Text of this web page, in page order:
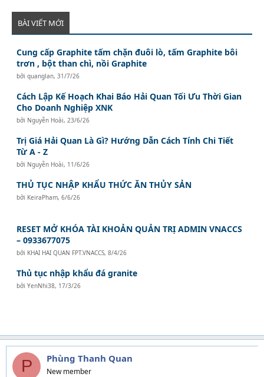
BÀI VIẾT MỚI
Cung cấp Graphite tấm chặn đuôi lò, tấm Graphite bôi
trơn , bột than chì, nồi Graphite
bởiquanglan,31/7/26
Cách Lập Kế Hoạch Khai Báo Hải Quan Tối Ưu Thời Gian
Cho Doanh Nghiệp XNK
bởi Nguyễn Hoài, 23/6/26
Trị Giá Hải Quan Là Gì? Hướng Dẫn Cách Tính Chi Tiết
Từ A - Z
bởi Nguyễn Hoài, 11/6/26
THỦ TỤC NHẬP KHẨU THỨC ĂN THỦY SẢN
bởi KeiraPham,6/6/26
RESET MỞ KHÓA TÀI KHOẢN QUẢN TRỊ ADMIN VNACCS
– 0933677075
bởi KHAI HAI QUAN FPT.VNACCS,8/4/26
Thủ tục nhập khẩu đá granite
bởiYenNhi38, 17/3/26
P Phùng Thanh Quan
New member